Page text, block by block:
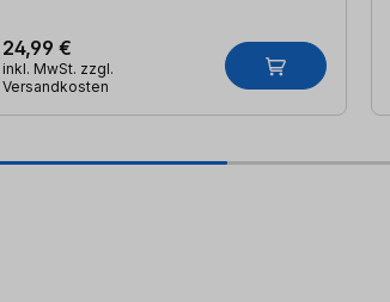
24,99 €
inkl. MwSt. zzgl.
Versandkosten